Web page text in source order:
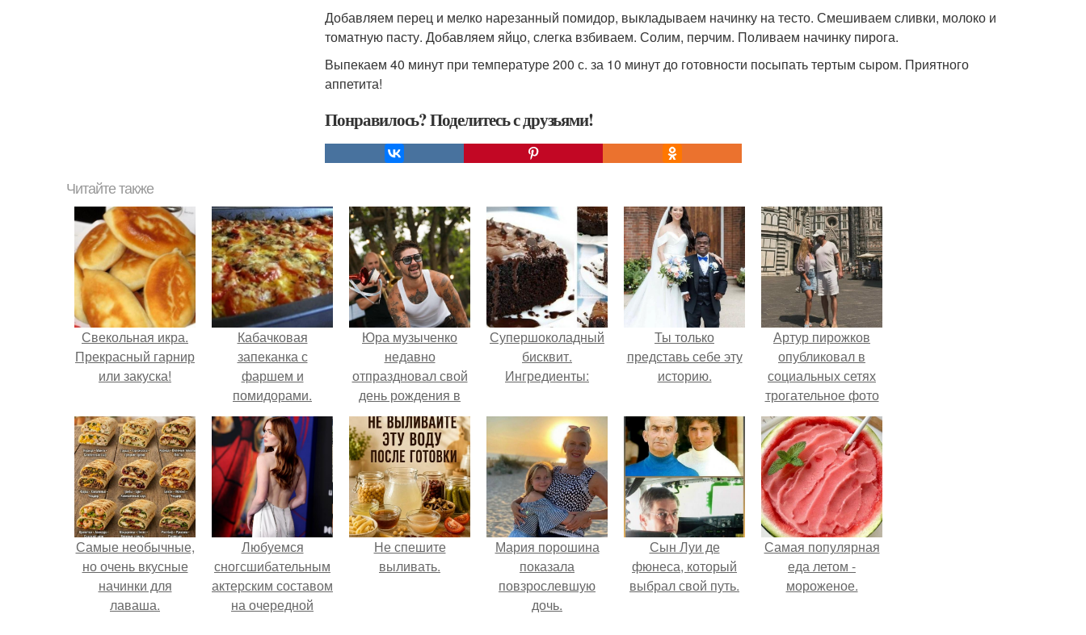
Добавляем перец и мелко нарезанный помидор, выкладываем начинку на тесто. Смешиваем сливки, молоко и
томатную пасту. Добавляем яйцо, слегка взбиваем. Солим, перчим. Поливаем начинку пирога.
Выпекаем 40 минут при температуре 200 с. за 10 минут до готовности посыпать тертым сыром. Приятного
аппетита!
Понравилось? Поделитесь с друзьями!
Читайте также
Свекольная икра.
Прекрасный гарнир
или закуска!
Кабачковая
запеканка с
фаршем и
помидорами.
Юра музыченко
недавно
отпраздновал свой
день рождения в
кругу самых
близких и родных
людей.
Супершоколадный
бисквит.
Ингредиенты:
Ты только
представь себе эту
историю.
Артур пирожков
опубликовал в
социальных сетях
трогательное фото
с супругой
Анжеликой,
сделанное во
время их недавнего
путешествия в
Италию.
Самые необычные,
но очень вкусные
начинки для
лаваша.
Любуемся
сногсшибательным
актерским составом
на очередной
Не спешите
выливать.
Мария порошина
показала
повзрослевшую
дочь.
Сын Луи де
фюнеса, который
выбрал свой путь.
Самая популярная
еда летом -
мороженое.